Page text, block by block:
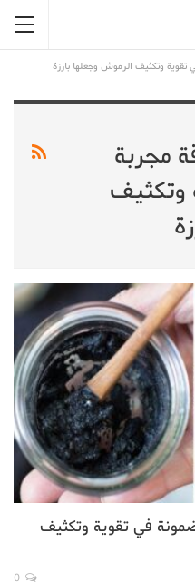
وتكثيف الرموش وجعلها بارزة
مجربة
وتكثيف
في تقوية وتكثيف